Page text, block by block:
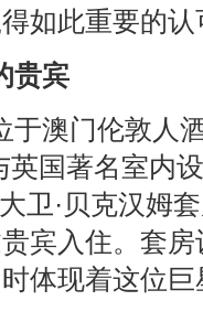
如此重要的认
贵宾
于澳门伦敦人
英国著名室内
卫·贝克汉姆
宾入住。套
体现着这位